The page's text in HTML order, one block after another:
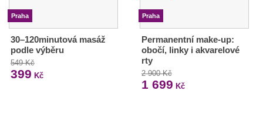
Praha
30–120minutová masáž
podle výběru
549 Kč
399 Kč
Praha
Permanentní make-up:
obočí, linky i akvarelové
rty
2 900 Kč
1 699 Kč